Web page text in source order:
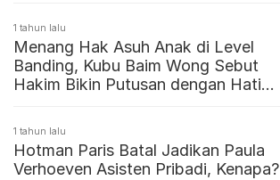
1 tahun lalu
Menang Hak Asuh Anak di Level
Banding, Kubu Baim Wong Sebut
Hakim Bikin Putusan dengan Hati
1 tahun lalu
Hotman Paris Batal Jadikan Paula
Verhoeven Asisten Pribadi, Kenapa?